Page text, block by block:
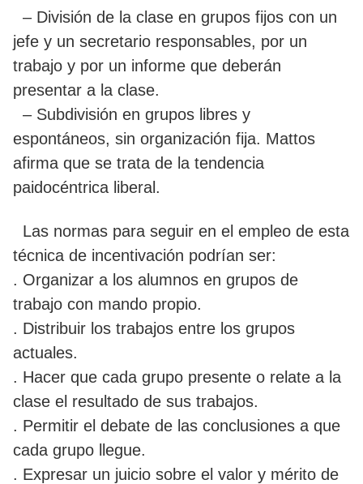
– División de la clase en grupos fijos con un
jefe y un secretario responsables, por un
trabajo y por un informe que deberán
presentar a la clase.
– Subdivisión en grupos libres y
espontáneos, sin organización fija. Mattos
afirma que se trata de la tendencia
paidocéntrica liberal.
Las normas para seguir en el empleo de esta
técnica de incentivación podrían ser:
. Organizar a los alumnos en grupos de
trabajo con mando propio.
. Distribuir los trabajos entre los grupos
actuales.
. Hacer que cada grupo presente o relate a la
clase el resultado de sus trabajos.
. Permitir el debate de las conclusiones a que
cada grupo llegue.
. Expresar un juicio sobre el valor y mérito de